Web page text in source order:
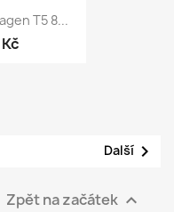
T5 8...
Další 
Zpět na začátek 